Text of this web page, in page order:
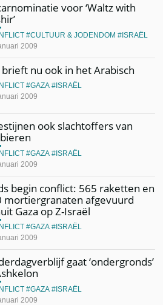
voor ‘Waltz with
2009
CULTUUR & JODENDOM ISRAËL
brieft nu ook in het Arabisch
2009
GAZA ISRAËL
ook slachtoffers van
2009
GAZA ISRAËL
begin conflict: 565 raketten en
mortiergranaten afgevuurd
Gaza op Z-Israël
2009
GAZA ISRAËL
gaat ‘ondergronds’
2009
GAZA ISRAËL